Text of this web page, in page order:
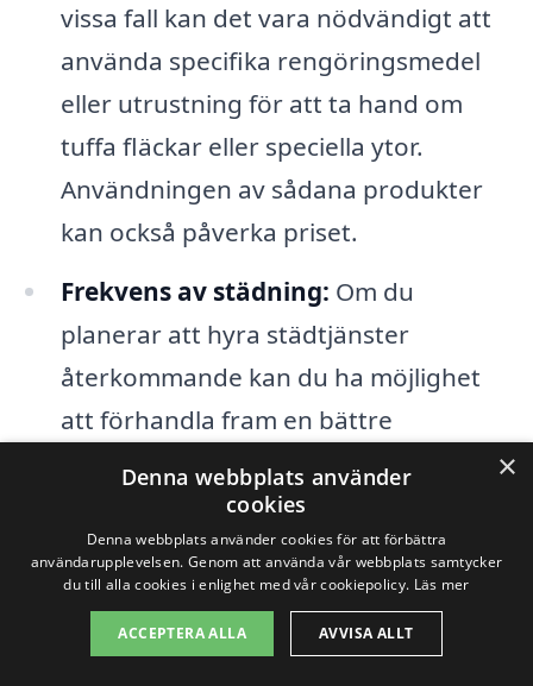
vissa fall kan det vara nödvändigt att
använda specifika rengöringsmedel
eller utrustning för att ta hand om
tuffa fläckar eller speciella ytor.
Användningen av sådana produkter
kan också påverka priset.
Frekvens av städning: Om du
planerar att hyra städtjänster
återkommande kan du ha möjlighet
att förhandla fram en bättre
prisstruktur. Många företag erbjuder
rabatter för regelbundna uppdrag.
När du söker efter storstädning i
Bäckaskog är det klokt att jämföra olika
företag och deras erbjudanden. Genom
×
Denna webbplats använder
cookies
Denna webbplats använder cookies för att förbättra
användarupplevelsen. Genom att använda vår webbplats samtycker
du till alla cookies i enlighet med vår cookiepolicy. Läs mer
ACCEPTERA ALLA AVVISA ALLT